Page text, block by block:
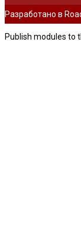
Разработано в
Publish modules to